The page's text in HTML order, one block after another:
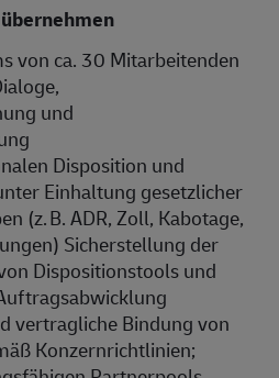
von ca. 30 Mitarbeitenden
und
Disposition und
Einhaltung gesetzlicher
(z.B. ADR, Zoll, Kabotage,
Sicherstellung der
Dispositionstools und
vertragliche Bindung von
Konzernrichtlinien;